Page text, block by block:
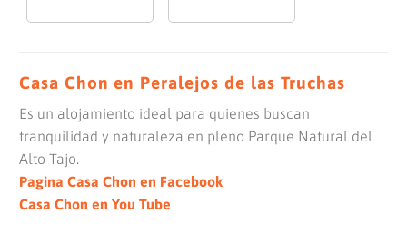
Casa Chon en Peralejos de las Truchas
Es un alojamiento ideal para quienes buscan
tranquilidad y naturaleza en pleno Parque Natural del
Alto Tajo.
Pagina Casa Chon en Facebook
Casa Chon en You Tube